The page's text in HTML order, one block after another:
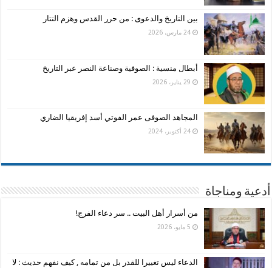
بين التاريخ والدعوى : من حرر القدس وهزم التتار
24 مارس، 2026
أبطال منسية : الصوفية وصناعة النصر عبر التاريخ
29 يناير، 2026
المجاهد الصوفى عمر الفوتي أسد إفريقيا الضاري
24 أكتوبر، 2024
أدعية ومناجاة
من أسرار أهل البيت .. سر دعاء الفرج!
5 مايو، 2026
الدعاء ليس تغييرا للقدر بل من تمامه , كيف نفهم حديث : لا